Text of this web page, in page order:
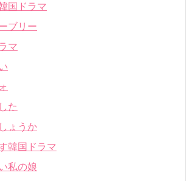
国ドラマ
ブリー
マ
た
ょうか
韓国ドラマ
私の娘